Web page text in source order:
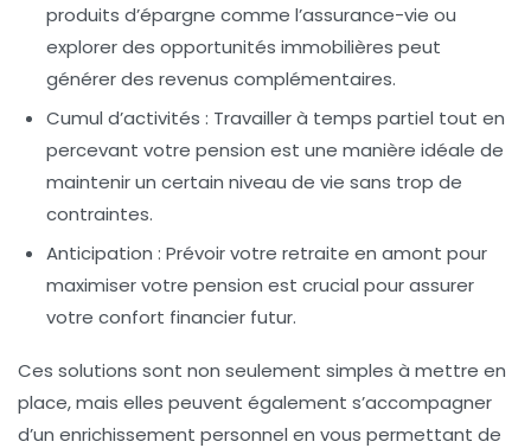
produits d’épargne comme l’assurance-vie ou
explorer des opportunités immobilières peut
générer des revenus complémentaires.
Cumul d’activités : Travailler à temps partiel tout en
percevant votre pension est une manière idéale de
maintenir un certain niveau de vie sans trop de
contraintes.
Anticipation : Prévoir votre retraite en amont pour
maximiser votre pension est crucial pour assurer
votre confort financier futur.
Ces solutions sont non seulement simples à mettre en
place, mais elles peuvent également s’accompagner
d’un enrichissement personnel en vous permettant de